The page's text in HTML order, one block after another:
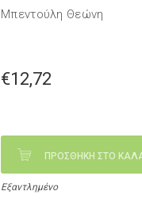
Μπεντούλη Θεώνη
€12,72
ΠΡΟΣΘΗΚΗ ΣΤΟ
Εξαντλημένο